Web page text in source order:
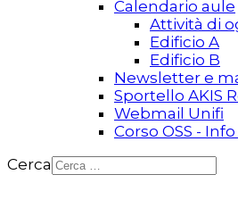
Calendario aule
Attività di
Edificio A
Edificio B
Newsletter e
Sportello AKIS
Webmail Unifi
Corso OSS -
Cerca